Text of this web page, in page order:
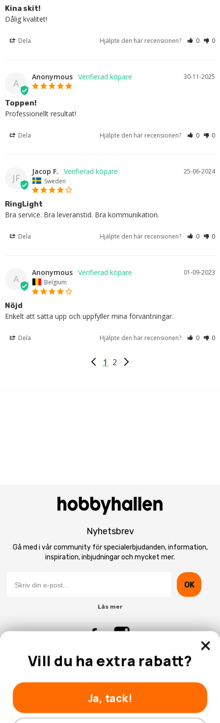
Kina skit!
Dålig kvalitet!
Dela Hjälpte den här recensionen? 0 0
A
30-11-2025
Anonymous
Toppen!
Professionellt resultat!
Dela Hjälpte den här recensionen? 0 0
JF
25-06-2024
Jacop F.
Sweden
RingLight
Bra service. Bra leveranstid. Bra kommunikation.
Dela Hjälpte den här recensionen? 0 0
A
01-09-2023
Anonymous
Belgium
Nöjd
Enkelt att sätta upp och uppfyller mina förväntningar.
Dela Hjälpte den här recensionen? 0 0
1 2
Nyhetsbrev
Gå med i vår community för specialerbjudanden, information,
inspiration, inbjudningar och mycket mer.
OK
Läs mer
Kundtjänst
Vill du ha extra rabatt?
Ja, tack!